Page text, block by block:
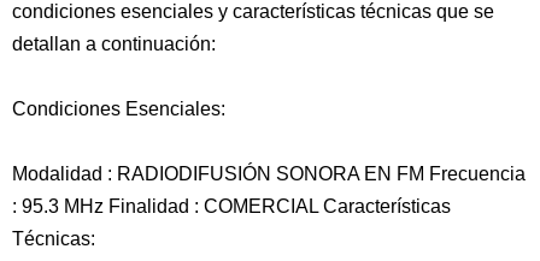
condiciones esenciales y características técnicas que se
detallan a continuación:
Condiciones Esenciales:
Modalidad : RADIODIFUSIÓN SONORA EN FM Frecuencia
: 95.3 MHz Finalidad : COMERCIAL Características
Técnicas: